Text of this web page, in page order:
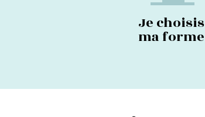
Je choisis
ma forme